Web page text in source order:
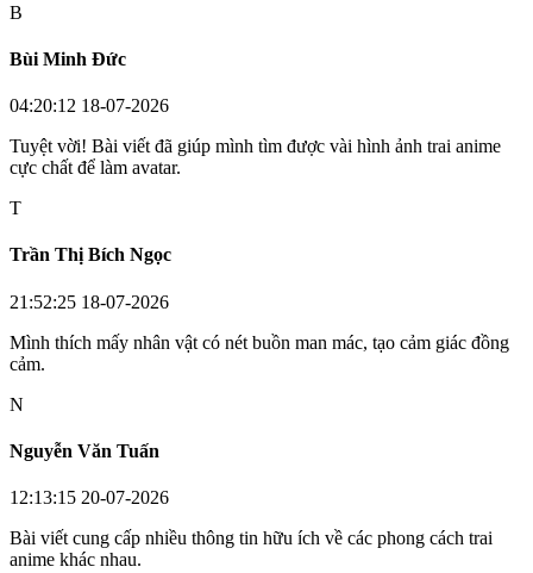
B
Bùi Minh Đức
04:20:12 18-07-2026
Tuyệt vời! Bài viết đã giúp mình tìm được vài hình ảnh trai anime
cực chất để làm avatar.
T
Trần Thị Bích Ngọc
21:52:25 18-07-2026
Mình thích mấy nhân vật có nét buồn man mác, tạo cảm giác đồng
cảm.
N
Nguyễn Văn Tuấn
12:13:15 20-07-2026
Bài viết cung cấp nhiều thông tin hữu ích về các phong cách trai
anime khác nhau.